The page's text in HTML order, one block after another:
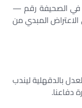
في الصحيفة رقم —
المبدي من
بالدقهلية ليندب
دفاعنا.